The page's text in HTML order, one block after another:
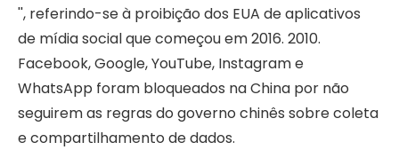
'', referindo-se à proibição dos EUA de aplicativos
de mídia social que começou em 2016. 2010.
Facebook, Google, YouTube, Instagram e
WhatsApp foram bloqueados na China por não
seguirem as regras do governo chinês sobre coleta
e compartilhamento de dados.